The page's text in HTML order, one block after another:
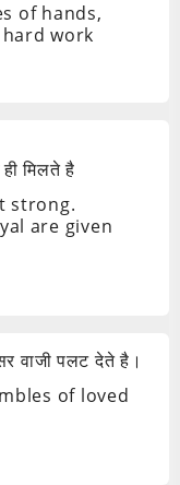
of hands,
work
मिलते है
strong.
are given
वाजी पलट देते है।
of loved